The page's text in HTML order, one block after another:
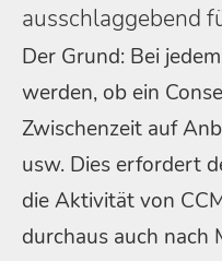
ausschlaggebend
Der Grund: Bei
werden, ob ein
Zwischenzeit auf
usw. Dies erfordert
die Aktivität von
durchaus auch nach